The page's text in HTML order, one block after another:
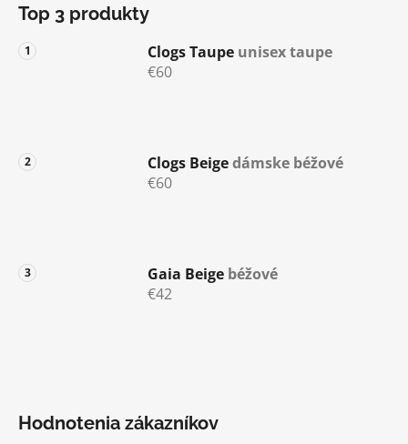
Top 3 produkty
Clogs Taupe unisex taupe
€60
Clogs Beigedámske béžové
€60
Gaia Beige béžové
€42
Hodnotenia zákazníkov